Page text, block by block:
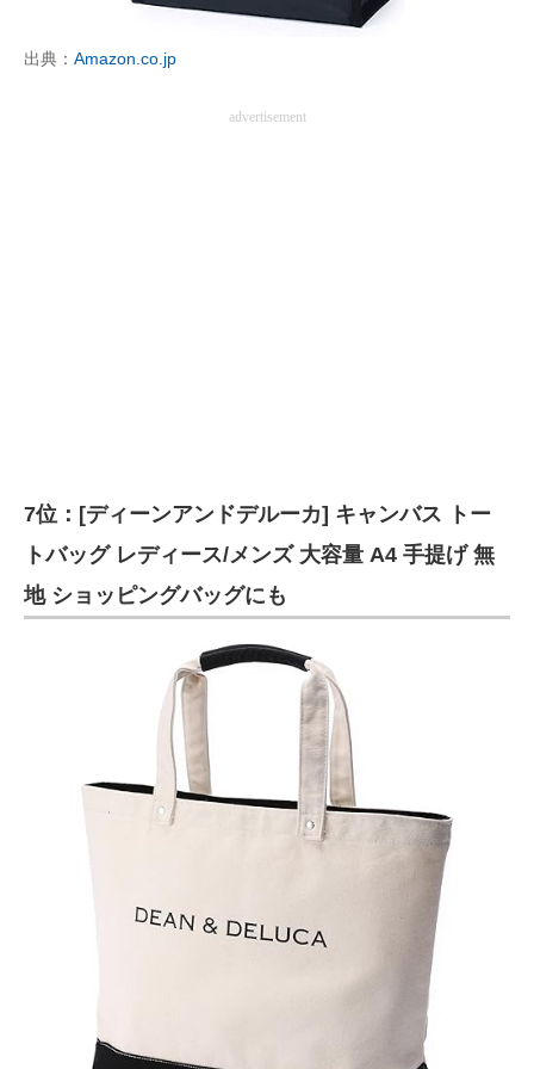
出典： Amazon.co.jp
advertisement
7位：[ディーンアンドデルーカ] キャンバス トー
トバッグ レディース/メンズ 大容量 A4 手提げ 無
地 ショッピングバッグにも